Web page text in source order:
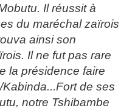
Il réussit à
du maréchal zaïrois
ainsi son
Il ne fut pas rare
la présidence faire
de ses
notre Tshibambe